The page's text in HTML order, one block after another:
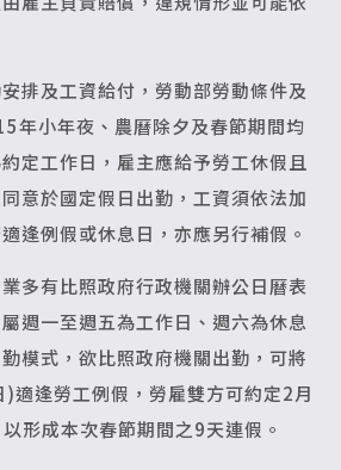
排及工資給付，勞動部勞動條件及
年小年夜、農曆除夕及春節期間均
定工作日，雇主應給予勞工休假且
意於國定假日出勤，工資須依法加
逢例假或休息日，亦應另行補假。
多有比照政府行政機關辦公日曆表
週一至週五為工作日、週六為休息
模式，欲比照政府機關出勤，可將
適逢勞工例假，勞雇雙方可約定2月
形成本次春節期間之9天連假。